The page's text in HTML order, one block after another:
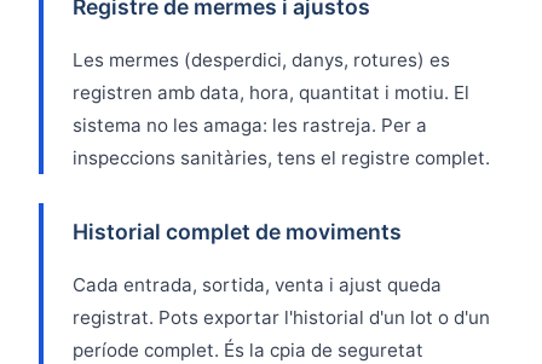
Registre de mermes i ajustos
Les mermes (desperdici, danys, rotures) es
registren amb data, hora, quantitat i motiu. El
sistema no les amaga: les rastreja. Per a
inspeccions sanitàries, tens el registre complet.
Historial complet de moviments
Cada entrada, sortida, venta i ajust queda
registrat. Pots exportar l'historial d'un lot o d'un
període complet. És la cpia de seguretat